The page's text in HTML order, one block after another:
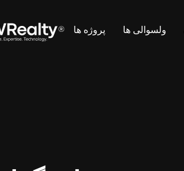
پروژه ها ولسوالی ها